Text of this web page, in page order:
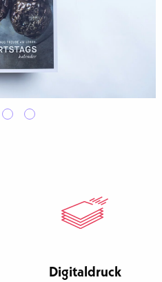
Digitaldruck